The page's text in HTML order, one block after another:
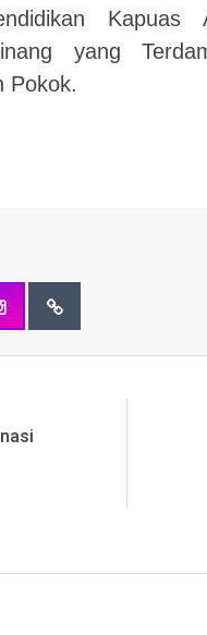
Kapuas
yang
Pokok.